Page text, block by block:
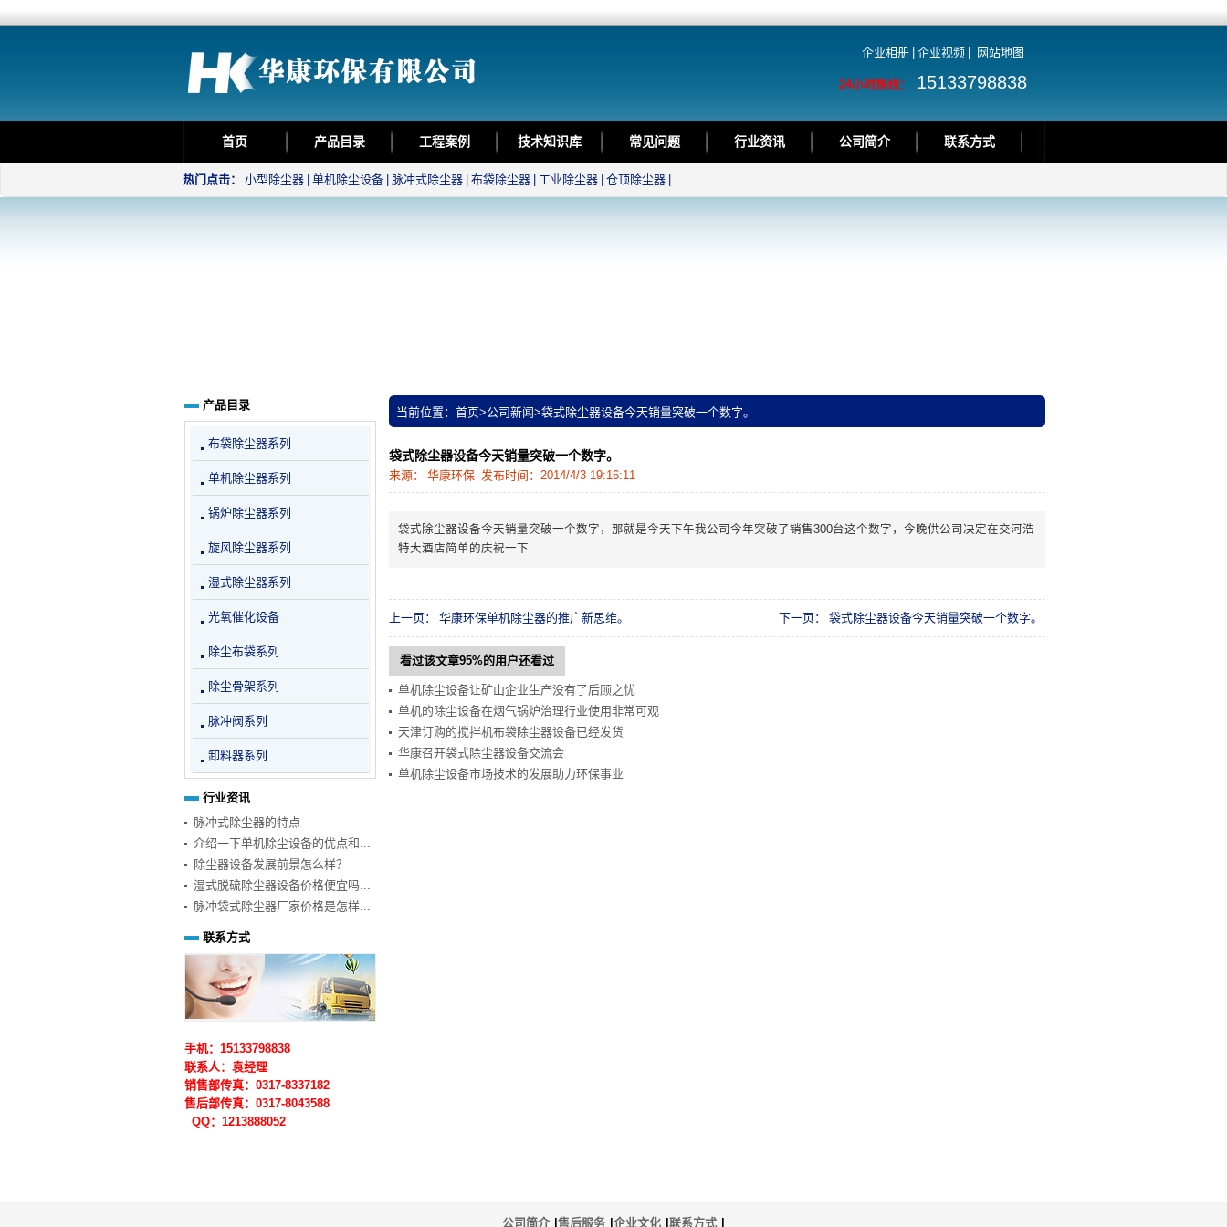
企业相册 企业视频 网站地图
24小时热线： 15133798838
首页 产品目录 工程案例 技术知识库 常见问题 行业资讯 公司简介 联系方式
热门点击： 小型除尘器 单机除尘设备 脉冲式除尘器 布袋除尘器 工业除尘器 仓顶除尘器
当前位置： 首页>公司新闻>袋式除尘器设备今天销量突破一个数字。
袋式除尘器设备今天销量突破一个数字。
来源： 华康环保 发布时间：2014/4/3 19:16:11
袋式除尘器设备今天销量突破一个数字，那就是今天下午我公司今年突破了销售300台这个数字，今晚供公司决定在交河浩
特大酒店简单的庆祝一下
上一页： 华康环保单机除尘器的推广新思维。 下一页： 袋式除尘器设备今天销量突破一个数字。
看过该文章95%的用户还看过
单机除尘设备让矿山企业生产没有了后顾之忧
单机的除尘设备在烟气锅炉治理行业使用非常可观
天津订购的搅拌机布袋除尘器设备已经发货
华康召开袋式除尘器设备交流会
单机除尘设备市场技术的发展助力环保事业
产品目录
布袋除尘器系列
单机除尘器系列
锅炉除尘器系列
旋风除尘器系列
湿式除尘器系列
光氧催化设备
除尘布袋系列
除尘骨架系列
脉冲阀系列
卸料器系列
行业资讯
脉冲式除尘器的特点
介绍一下单机除尘设备的优点和...
除尘器设备发展前景怎么样？
湿式脱硫除尘器设备价格便宜吗...
脉冲袋式除尘器厂家价格是怎样...
联系方式
手机：15133798838
联系人：袁经理
销售部传真：0317-8337182
售后部传真：0317-8043588
QQ：1213888052
公司简介 售后服务 企业文化 联系方式